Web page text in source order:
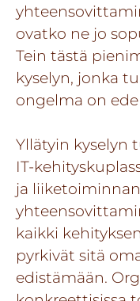
ovatko ne jo
Tein tästä
kyselyn, jonka
ongelma on
Yllätyin kyselyn
IT-
ja
kaikki
pyrkivät sitä
edistämään.